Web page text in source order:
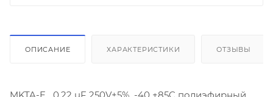
ОПИСАНИЕ ХАРАКТЕРИСТИКИ ОТЗЫВЫ